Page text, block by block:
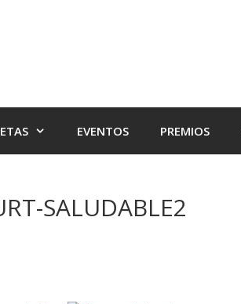
EVENTOS PREMIOS
SALUDABLE2